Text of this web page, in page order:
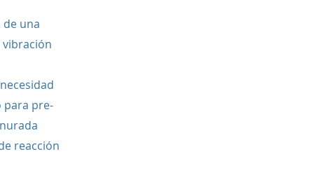
de una
para pre-
reacción